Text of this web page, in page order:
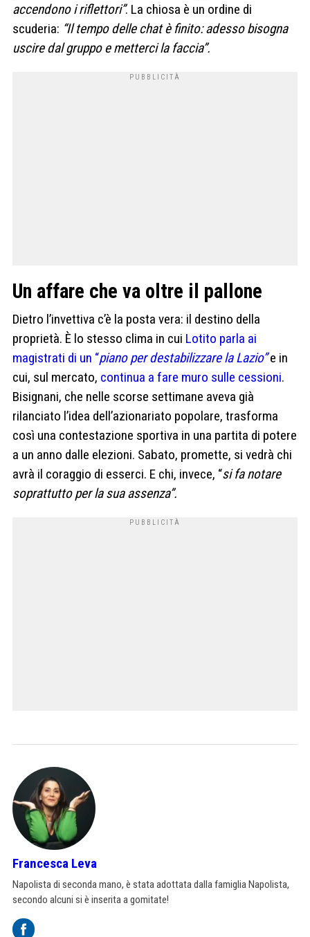
accendono i riflettori”. La chiosa è un ordine di
scuderia: “Il tempo delle chat è finito: adesso bisogna
uscire dal gruppo e metterci la faccia”.
Un affare che va oltre il pallone
Dietro l’invettiva c’è la posta vera: il destino della
proprietà. È lo stesso clima in cui Lotito parla ai
magistrati di un “piano per destabilizzare la Lazio” e in
cui, sul mercato, continua a fare muro sulle cessioni.
Bisignani, che nelle scorse settimane aveva già
rilanciato l’idea dell’azionariato popolare, trasforma
così una contestazione sportiva in una partita di potere
a un anno dalle elezioni. Sabato, promette, si vedrà chi
avrà il coraggio di esserci. E chi, invece, “si fa notare
soprattutto per la sua assenza”.
Francesca Leva
Napolista di seconda mano, è stata adottata dalla famiglia Napolista,
secondo alcuni si è inserita a gomitate!